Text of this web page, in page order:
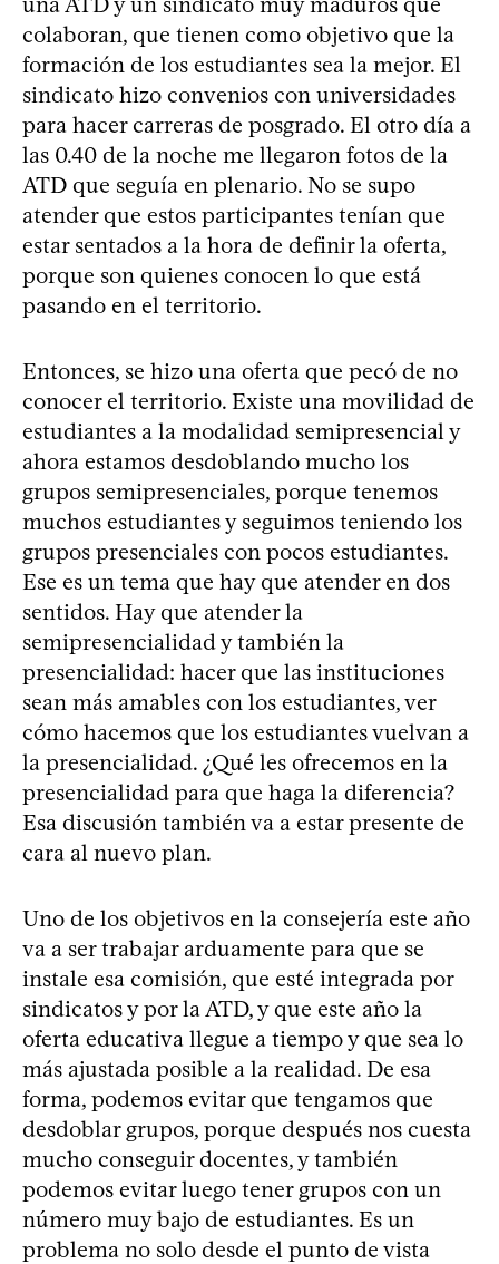
colaboran, que tienen como objetivo que la
formación de los estudiantes sea la mejor. El
sindicato hizo convenios con universidades
para hacer carreras de posgrado. El otro día a
las 0.40 de la noche me llegaron fotos de la
ATD que seguía en plenario. No se supo
atender que estos participantes tenían que
estar sentados a la hora de definir la oferta,
porque son quienes conocen lo que está
pasando en el territorio.
Entonces, se hizo una oferta que pecó de no
conocer el territorio. Existe una movilidad de
estudiantes a la modalidad semipresencial y
ahora estamos desdoblando mucho los
grupos semipresenciales, porque tenemos
muchos estudiantes y seguimos teniendo los
grupos presenciales con pocos estudiantes.
Ese es un tema que hay que atender en dos
sentidos. Hay que atender la
semipresencialidad y también la
presencialidad: hacer que las instituciones
sean más amables con los estudiantes, ver
cómo hacemos que los estudiantes vuelvan a
la presencialidad. ¿Qué les ofrecemos en la
presencialidad para que haga la diferencia?
Esa discusión también va a estar presente de
cara al nuevo plan.
Uno de los objetivos en la consejería este año
va a ser trabajar arduamente para que se
instale esa comisión, que esté integrada por
sindicatos y por la ATD, y que este año la
oferta educativa llegue a tiempo y que sea lo
más ajustada posible a la realidad. De esa
forma, podemos evitar que tengamos que
desdoblar grupos, porque después nos cuesta
mucho conseguir docentes, y también
podemos evitar luego tener grupos con un
número muy bajo de estudiantes. Es un
problema no solo desde el punto de vista